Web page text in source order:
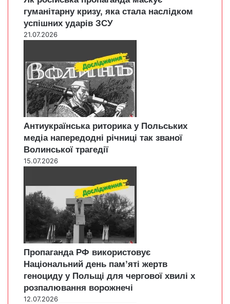
гуманітарну кризу, яка стала наслідком
успішних ударів ЗСУ
21.07.2026
Антиукраїнська риторика у Польських
медіа напередодні річниці так званої
Волинської трагедії
15.07.2026
Пропаганда РФ використовує
Національний день пам’яті жертв
геноциду у Польщі для чергової хвилі х
розпалювання ворожнечі
12.07.2026